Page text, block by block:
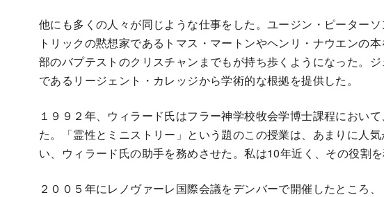
他にも多くの人々が同じような仕事をした。ユージン・ピーター
トリックの黙想家であるトマス・マートンやヘンリ・ナウエンの
部のバプテストのクリスチャンまでもが持ち歩くようになった。
であるリージェント・カレッジから学術的な根拠を提供した。
１９９２年、ウィラード氏はフラー神学校牧会学博士課程におい
た。「霊性とミニストリー」という題のこの授業は、あまりに人
い、ウィラード氏の助手を務めさせた。私は10年近く、その役割を
２００５年にレノヴァーレ国際会議をデンバーで開催したところ